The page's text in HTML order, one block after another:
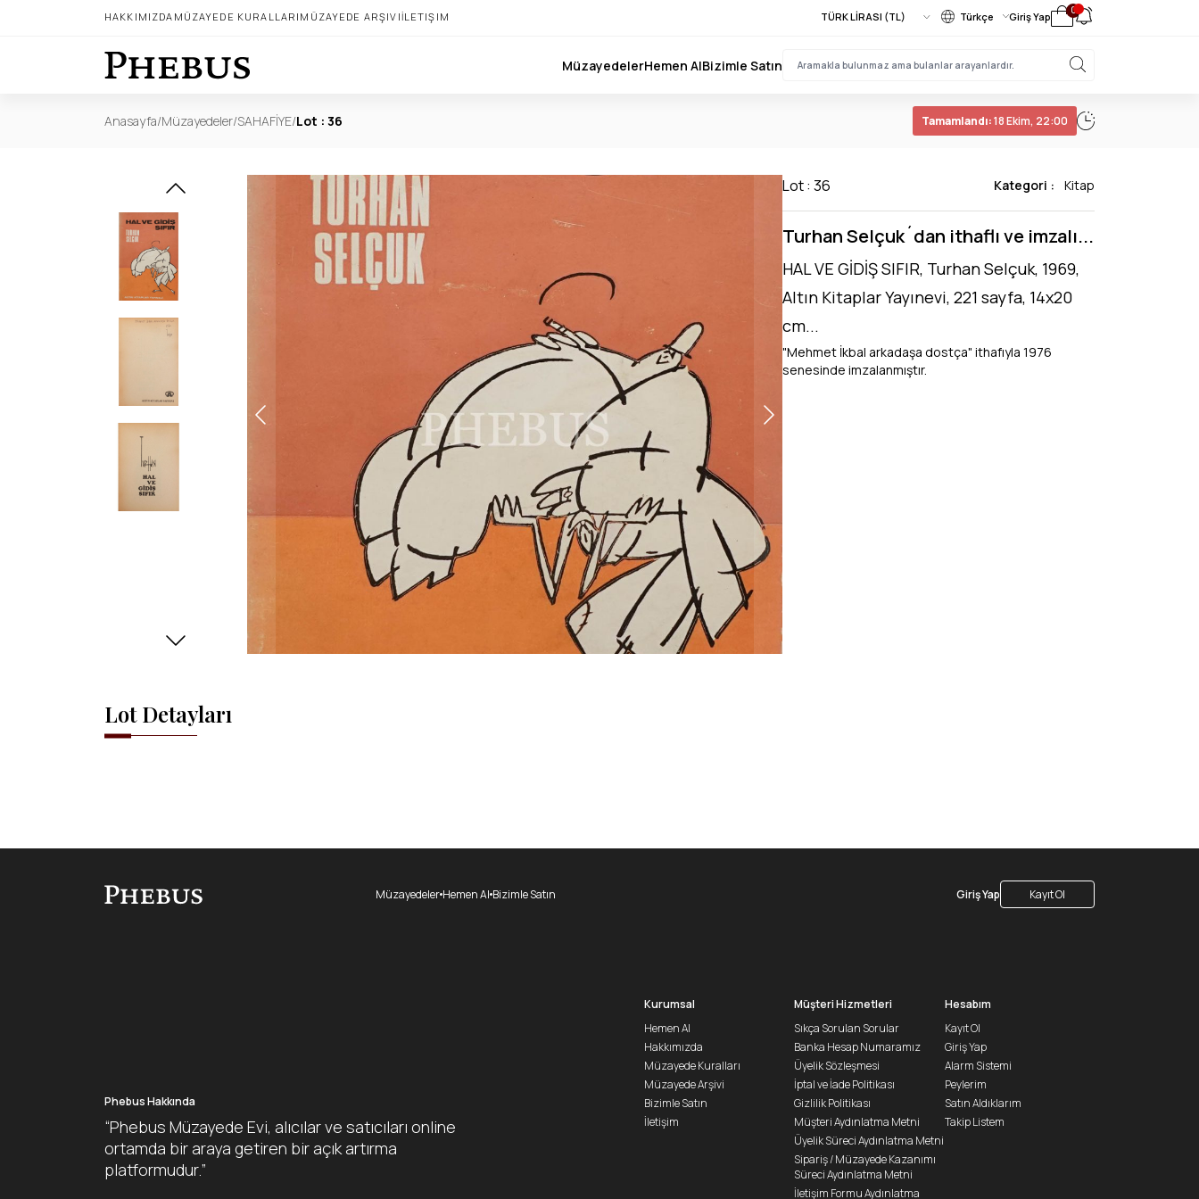
HAKKIMIZDA MÜZAYEDE KURALLARI MÜZAYEDE ARŞIVIİLETIŞIM Türkçe Giriş Yap 0
MüzayedelerHemen AlBizimle Satın
Anasayfa/Müzayedeler/SAHAFİYE/Lot : 36 Tamamlandı:18 Ekim, 22:00
Lot Detayları
Lot : 36 Kategori : Kitap
Turhan Selçuk´dan ithaflı ve imzalı...
HAL VE GİDİŞ SIFIR, Turhan Selçuk, 1969,
Altın Kitaplar Yayınevi, 221 sayfa, 14x20
cm...
"Mehmet İkbal arkadaşa dostça" ithafıyla 1976
senesinde imzalanmıştır.
MüzayedelerHemen Al Bizimle Satın Giriş Yap Kayıt Ol
Phebus Hakkında
“Phebus Müzayede Evi, alıcılar ve satıcıları online
ortamda bir araya getiren bir açık artırma
platformudur.”
Kurumsal
Hemen Al
Hakkımızda
Müzayede Kuralları
Müzayede Arşivi
Bizimle Satın
İletişim
Müşteri Hizmetleri
Sıkça Sorulan Sorular
Banka Hesap Numaramız
Üyelik Sözleşmesi
İptal ve İade Politikası
Gizlilik Politikası
Müşteri Aydınlatma Metni
Üyelik Süreci Aydınlatma Metni
Sipariş / Müzayede Kazanımı
Süreci Aydınlatma Metni
İletişim Formu Aydınlatma
Hesabım
Kayıt Ol
Giriş Yap
Alarm Sistemi
Peylerim
Satın Aldıklarım
Takip Listem